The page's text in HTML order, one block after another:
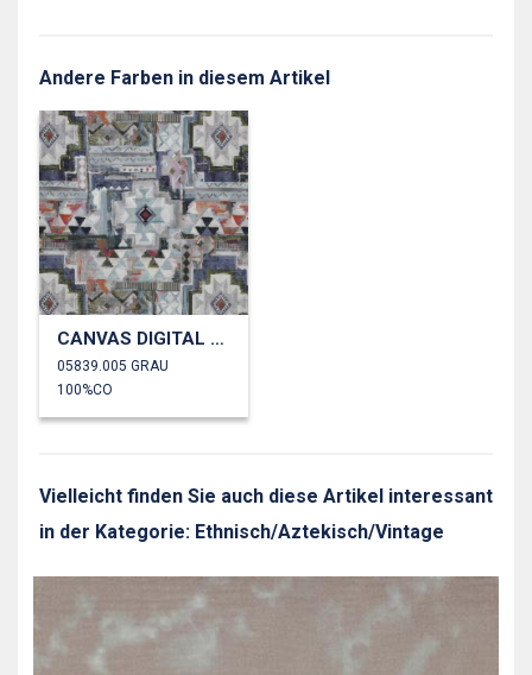
Andere Farben in diesem Artikel
CANVAS DIGITAL ABSTRAKT
05839.005 GRAU
100%CO
Vielleicht finden Sie auch diese Artikel interessant
in der Kategorie: Ethnisch/Aztekisch/Vintage